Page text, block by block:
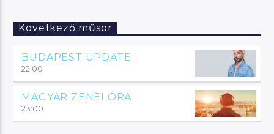
Következő műsor
BUDAPEST UPDATE
22:00
MAGYAR ZENEI ÓRA
23:00